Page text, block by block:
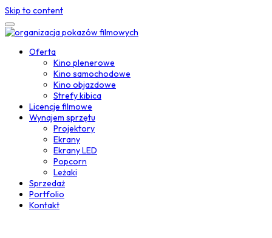
Skip to content
Oferta
Kino plenerowe
Kino samochodowe
Kino objazdowe
Strefy kibica
Licencje filmowe
Wynajem sprzętu
Projektory
Ekrany
Ekrany LED
Popcorn
Leżaki
Sprzedaż
Portfolio
Kontakt